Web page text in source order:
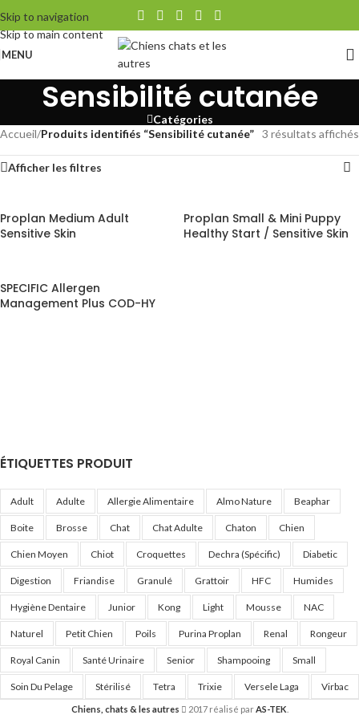
Skip to navigation
Skip to main content
MENU
Sensibilité cutanée
Catégories
Accueil/Produits identifiés “Sensibilité cutanée” 3 résultats affichés
Afficher les filtres
Proplan Medium Adult
Sensitive Skin
Proplan Small & Mini Puppy
Healthy Start / Sensitive Skin
SPECIFIC Allergen
Management Plus COD-HY
ÉTIQUETTES PRODUIT
Adult Adulte Allergie Alimentaire Almo Nature Beaphar
Boite Brosse Chat Chat Adulte Chaton Chien
Chien Moyen Chiot Croquettes Dechra (Spécific) Diabetic
Digestion Friandise Granulé Grattoir HFC Humides
Hygiène Dentaire Junior Kong Light Mousse NAC
Naturel Petit Chien Poils Purina Proplan Renal Rongeur
Royal Canin Santé Urinaire Senior Shampooing Small
Soin Du Pelage Stérilisé Tetra Trixie Versele Laga Virbac
Chiens, chats & les autres 2017 réalisé parAS-TEK